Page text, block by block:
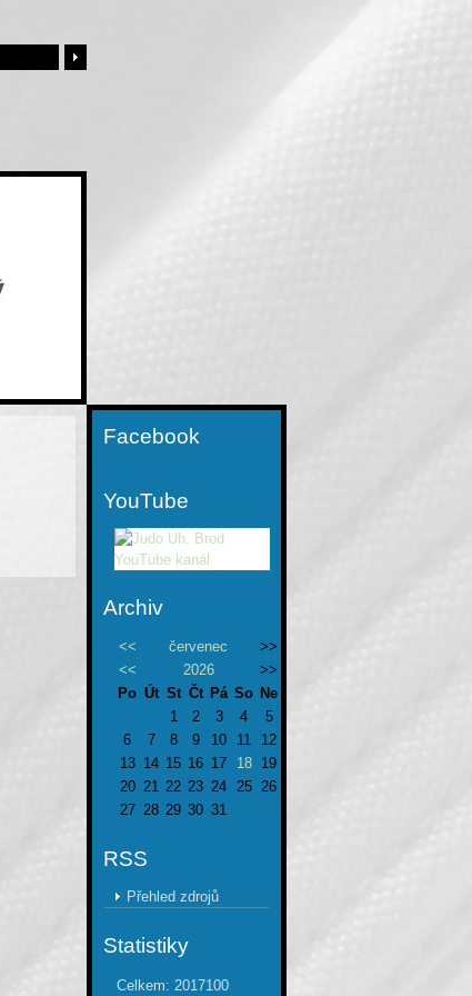
Facebook
YouTube
Archiv
<< červenec
>>
<<
2026
>>
Po Út St Čt Pá So Ne
1
2 3 4
5
6
7 8 9 10 11
12
13 14 15 16 17 18
19
20 21 22 23 24 25 26
27 28 29 30 31
RSS
Přehled zdrojů
Statistiky
Celkem: 2017100